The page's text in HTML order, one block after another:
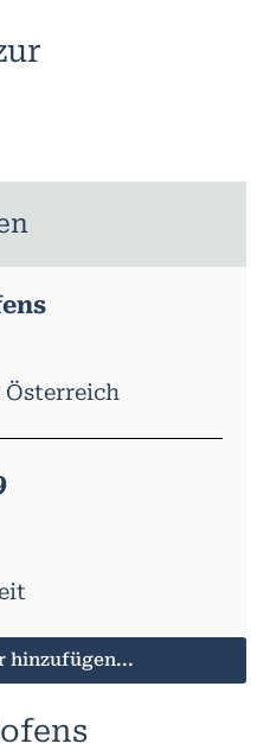
hinzufügen...